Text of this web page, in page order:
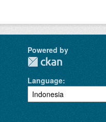
Powered by
Language